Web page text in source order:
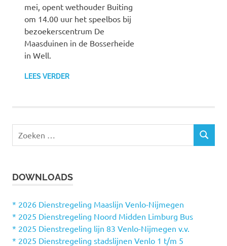
mei, opent wethouder Buiting
om 14.00 uur het speelbos bij
bezoekerscentrum De
Maasduinen in de Bosserheide
in Well.
LEES VERDER
e
n
a
a
r
Z
DOWNLOADS
* 2026 Dienstregeling Maaslijn Venlo-Nijmegen
* 2025 Dienstregeling Noord Midden Limburg Bus
* 2025 Dienstregeling lijn 83 Venlo-Nijmegen v.v.
* 2025 Dienstregeling stadslijnen Venlo 1 t/m 5